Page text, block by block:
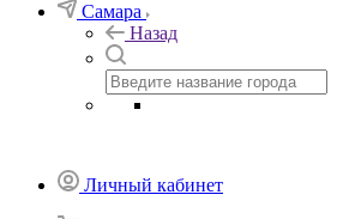
Самара
Назад
Личный кабинет